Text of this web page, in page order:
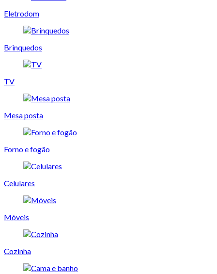
Eletrodom
Brinquedos
TV
Mesa posta
Forno e fogão
Celulares
Móveis
Cozinha